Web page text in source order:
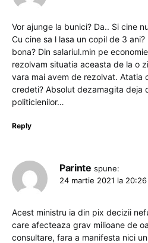
Vor ajunge la bunici? Da.. Si cine
Cu cine sa l lasa un copil de 3
bona? Din salariul.min pe
rezolvam situatia aceasta de la o
vara mai avem de rezolvat. Atatia
credeti? Absolut dezamagita deja
politicienilor…
Reply
Parinte spune:
24 martie 2021 la 20:26
Acest ministru ia din pix decizii
care afecteaza grav milioane de
consultare, fara a manifesta nici